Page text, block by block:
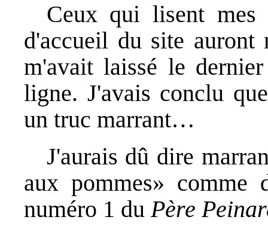
Ceux qui lisent mes
d'accueil du site
m'avait laissé le
ligne. J'avais conclu
un truc marrant…
J'aurais dû dire
aux pommes»
numéro 1 duPère